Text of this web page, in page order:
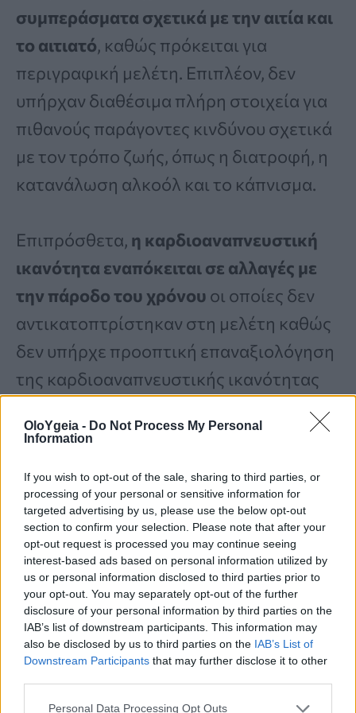
OloYgeia - Do Not Process My Personal
Information
If you wish to opt-out of the sale, sharing to third parties, or
processing of your personal or sensitive information for
targeted advertising by us, please use the below opt-out
section to confirm your selection. Please note that after your
opt-out request is processed you may continue seeing
interest-based ads based on personal information utilized by
us or personal information disclosed to third parties prior to
your opt-out. You may separately opt-out of the further
disclosure of your personal information by third parties on the
IAB’s list of downstream participants. This information may
also be disclosed by us to third parties on the IAB’s List of
Downstream Participants that may further disclose it to other
Personal Data Processing Opt Outs
συμπεράσματα σχετικά με την αιτία και
το αιτιατό, καθώς πρόκειται για
περιγραφική μελέτη. Επιπλέον, δεν
υπήρχαν διαθέσιμα πλήρη στοιχεία για
πιθανούς παράγοντες κινδύνου σχετικά
με τον τρόπο ζωής, όπως η διατροφή, η
κατανάλωση αλκοόλ και το κάπνισμα.
Επιπρόσθετα, η καρδιοαναπνευστική
ικανότητα εναπόκειται σε αλλαγές με
την πάροδο του χρόνου οι οποίες δεν
αντικατοπτρίστηκαν στη μελέτη καθώς
δεν υπήρχε προοπτική επαναξιολόγηση
της καρδιοαναπνευστικής ικανότητας
μελέτης σημειώνουν την αξία της
φυσικής δραστηριότητας για την
πρόληψη του καρκίνουκαι μπορούν
δυνητικά να χρησιμοποιηθούν στη
χάραξη πολιτικής για τη δημόσια υγεία,
ενισχύοντας περαιτέρω τα κίνητρα για
την προώθηση παρεμβάσεων που
στοχεύουν στη βελτίωση της